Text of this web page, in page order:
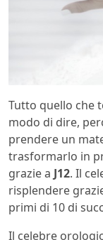
Tutto quello che
modo di dire,
prendere un
trasformarlo in
grazie a J12. Il
risplendere
primi di 10 di
Il celebre